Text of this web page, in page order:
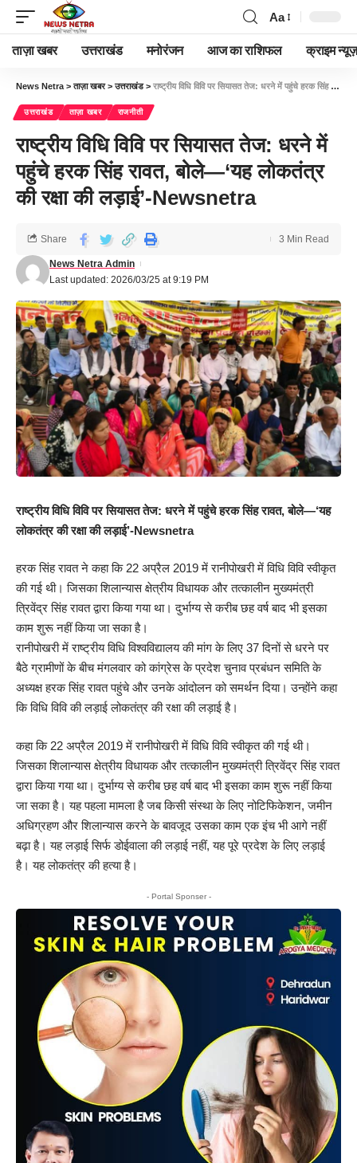
Aa
ताज़ा खबर उत्तराखंड मनोरंजन आज का राशिफल क्राइम न्यूज़
News Netra >ताज़ा खबर>उत्तराखंड> राष्ट्रीय विधि विवि पर सियासत तेज: धरने में पहुंचे हरक सिंह रावत, बोले—‘यह लोकतंत्र की रक्षा की लड़ाई’-Newsnetra
उत्तराखंड ताज़ा खबर राजनीती
राष्ट्रीय विधि विवि पर सियासत तेज: धरने में
पहुंचे हरक सिंह रावत, बोले—‘यह लोकतंत्र
की रक्षा की लड़ाई’-Newsnetra
Last updated: 2026/03/25 at 9:19 PM
News Netra Admin
Share 3 Min Read
राष्ट्रीय विधि विवि पर सियासत तेज: धरने में पहुंचे हरक सिंह रावत, बोले—‘यह
लोकतंत्र की रक्षा की लड़ाई’-Newsnetra
हरक सिंह रावत ने कहा कि 22 अप्रैल 2019 में रानीपोखरी में विधि विवि स्वीकृत
की गई थी। जिसका शिलान्यास क्षेत्रीय विधायक और तत्कालीन मुख्यमंत्री
त्रिवेंद्र सिंह रावत द्वारा किया गया था। दुर्भाग्य से करीब छह वर्ष बाद भी इसका
काम शुरू नहीं किया जा सका है।
रानीपोखरी में राष्ट्रीय विधि विश्वविद्यालय की मांग के लिए 37 दिनों से धरने पर
बैठे ग्रामीणों के बीच मंगलवार को कांग्रेस के प्रदेश चुनाव प्रबंधन समिति के
अध्यक्ष हरक सिंह रावत पहुंचे और उनके आंदोलन को समर्थन दिया। उन्होंने कहा
कि विधि विवि की लड़ाई लोकतंत्र की रक्षा की लड़ाई है।
कहा कि 22 अप्रैल 2019 में रानीपोखरी में विधि विवि स्वीकृत की गई थी।
जिसका शिलान्यास क्षेत्रीय विधायक और तत्कालीन मुख्यमंत्री त्रिवेंद्र सिंह रावत
द्वारा किया गया था। दुर्भाग्य से करीब छह वर्ष बाद भी इसका काम शुरू नहीं किया
जा सका है। यह पहला मामला है जब किसी संस्था के लिए नोटिफिकेशन, जमीन
अधिग्रहण और शिलान्यास करने के बावजूद उसका काम एक इंच भी आगे नहीं
बढ़ा है। यह लड़ाई सिर्फ डोईवाला की लड़ाई नहीं, यह पूरे प्रदेश के लिए लड़ाई
है। यह लोकतंत्र की हत्या है।
- Portal Sponser -